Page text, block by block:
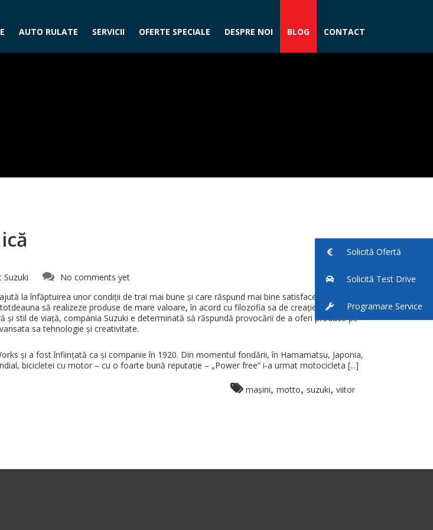
AUTO RULATE SERVICII OFERTE SPECIALE DESPRE NOI BLOG CONTACT
Suzuki
No comments yet
la înfăptuirea unor condiții de trai mai bune și care răspund mai bine satisfacerii
să realizeze produse de mare valoare, în acord cu filozofia sa de creație. Realizând
stil de viață, compania Suzuki e determinată să răspundă provocării de a oferi produse pe
sa tehnologie și creativitate.
și a fost înființată ca și companie în 1920. Din momentul fondării, în Hamamatsu, Japonia,
bicicletei cu motor – cu o foarte bună reputație – „Power free“ i-a urmat motocicleta [...]
mașini, motto, suzuki, viitor
Solicită Ofertă
Solicită Test Drive
Programare Service